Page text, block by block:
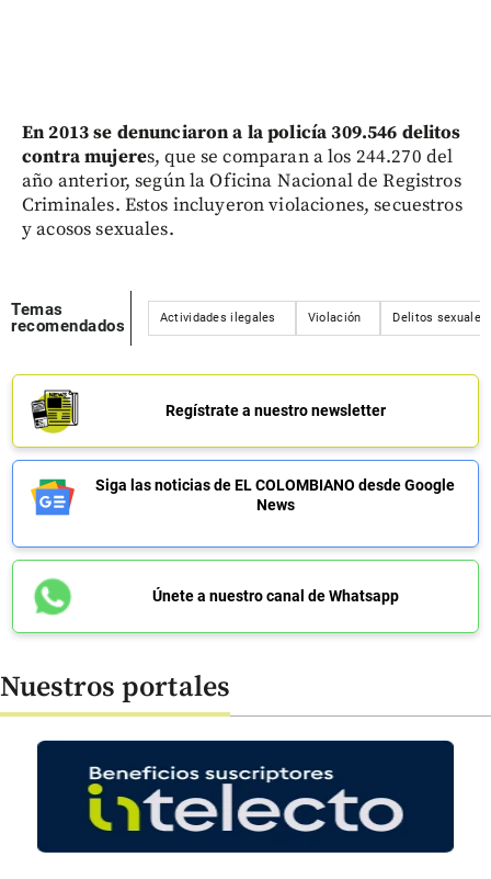
En 2013 se denunciaron a la policía 309.546 delitos
contra mujeres, que se comparan a los 244.270 del
año anterior, según la Oficina Nacional de Registros
Criminales. Estos incluyeron violaciones, secuestros
y acosos sexuales.
Temas
recomendados
Actividades ilegales Violación Delitos sexuales
Regístrate a nuestro newsletter
Siga las noticias de EL COLOMBIANO desde Google
News
Únete a nuestro canal de Whatsapp
Nuestros portales